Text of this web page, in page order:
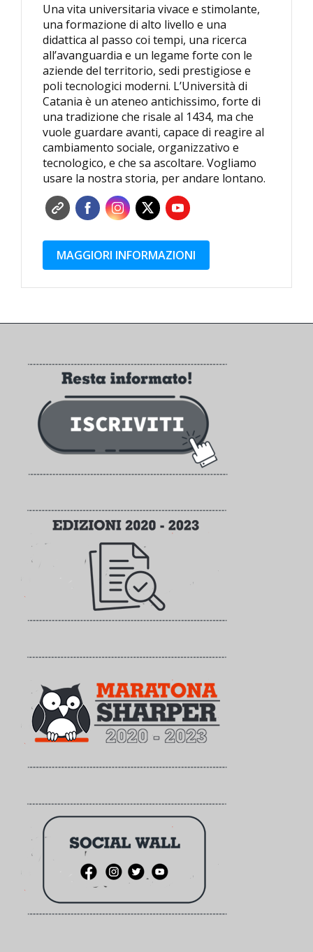
Una vita universitaria vivace e stimolante,
una formazione di alto livello e una
didattica al passo coi tempi, una ricerca
all’avanguardia e un legame forte con le
aziende del territorio, sedi prestigiose e
poli tecnologici moderni. L’Università di
Catania è un ateneo antichissimo, forte di
una tradizione che risale al 1434, ma che
vuole guardare avanti, capace di reagire al
cambiamento sociale, organizzativo e
tecnologico, e che sa ascoltare. Vogliamo
usare la nostra storia, per andare lontano.
MAGGIORI INFORMAZIONI